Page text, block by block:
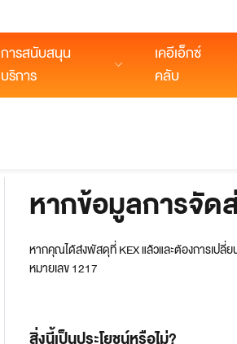
การสนับสนุน
บริการ
เคอีเอ็กซ์
คลับ
หากข้อมูลการจัด
หากคุณได้ส่งพัสดุที่ KEX แล้วและต้องการเปลี่
หมายเลข 1217